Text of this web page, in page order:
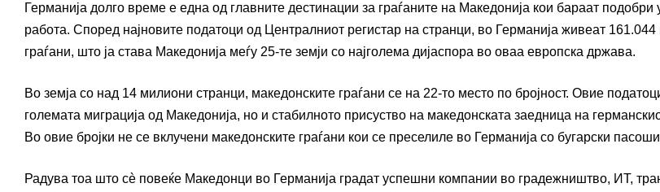
Германија долго време е една од главните дестинации за граѓаните на Македонија кои бараат подобри
работа. Според најновите податоци од Централниот регистар на странци, во Германија живеат 161.044
граѓани, што ја става Македонија меѓу 25-те земји со најголема дијаспора во оваа европска држава.
Во земја со над 14 милиони странци, македонските граѓани се на 22-то место по бројност. Овие
големата миграција од Македонија, но и стабилното присуство на македонската заедница на
Во овие бројки не се вклучени македонските граѓани кои се преселиле во Германија со бугарски
Радува тоа што сè повеќе Македонци во Германија градат успешни компании во градежништво, ИТ,